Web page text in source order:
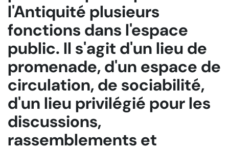
l'Antiquité plusieurs
fonctions dans l'espace
public. Il s'agit d'un lieu de
promenade, d'un espace de
circulation, de sociabilité,
d'un lieu privilégié pour les
discussions,
rassemblements et